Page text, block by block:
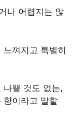
나 어렵지는 않
껴지고 특별히
나쁠 것도 없는,
향이라고 말할